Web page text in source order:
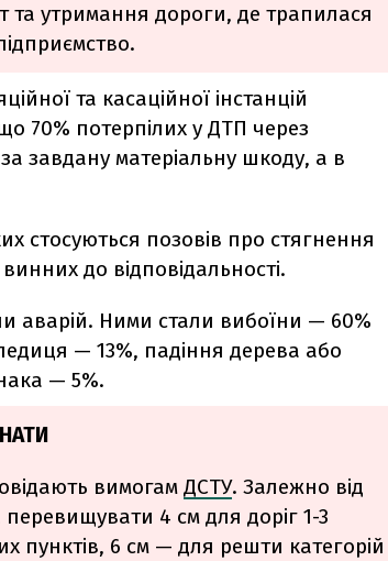
та утримання дороги, де трапилася
та касаційної інстанцій
70% потерпілих у ДТП через
завдану матеріальну шкоду, а в
стосуються позовів про стягнення
до відповідальності.
аварій. Ними стали вибоїни — 60%
— 13%, падіння дерева або
— 5%.
вимогам ДСТУ. Залежно від
4 см для доріг 1-3
пунктів, 6 см — для решти категорій